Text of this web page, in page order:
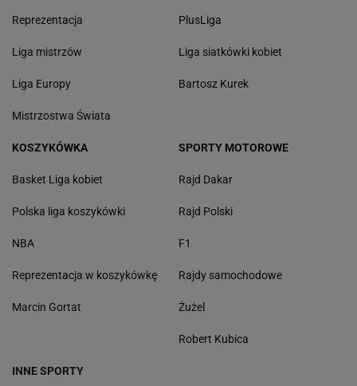
Reprezentacja
Liga mistrzów
Liga Europy
Mistrzostwa Świata
PlusLiga
Liga siatkówki kobiet
Bartosz Kurek
KOSZYKÓWKA
Basket Liga kobiet
Polska liga koszykówki
NBA
Reprezentacja w koszykówkę
Marcin Gortat
SPORTY MOTOROWE
Rajd Dakar
Rajd Polski
F1
Rajdy samochodowe
Żużel
Robert Kubica
INNE SPORTY